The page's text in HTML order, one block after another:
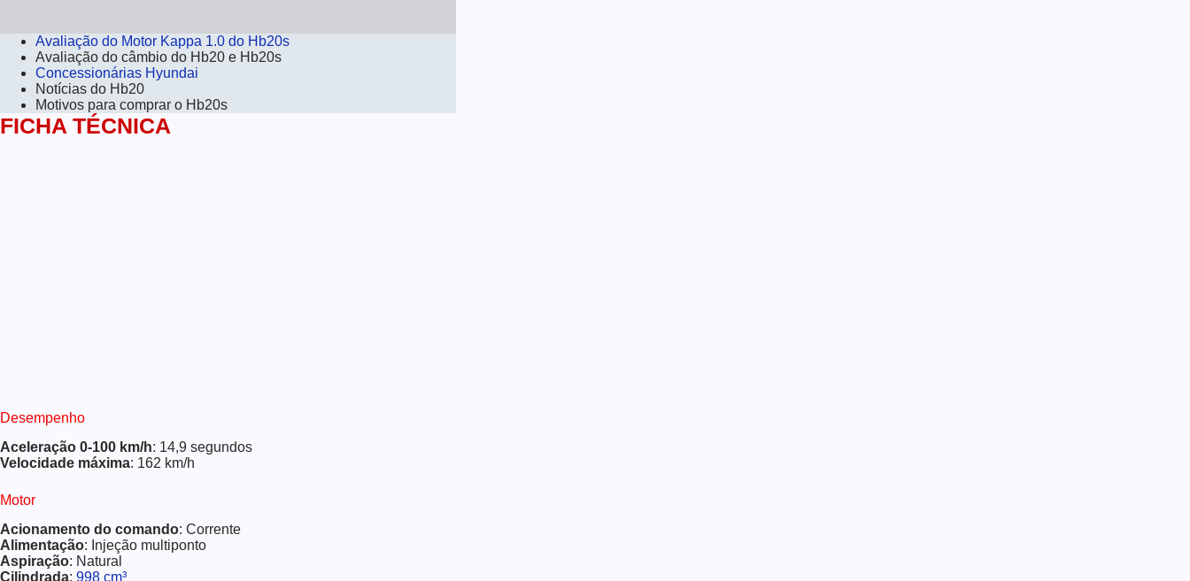
Avaliação do Motor Kappa 1.0 do Hb20s
Avaliação do câmbio do Hb20 e Hb20s
Concessionárias Hyundai
Notícias do Hb20
Motivos para comprar o Hb20s
FICHA TÉCNICA
Desempenho
Aceleração 0-100 km/h: 14,9 segundos
Velocidade máxima: 162 km/h
Motor
Acionamento do comando: Corrente
Alimentação: Injeção multiponto
Aspiração: Natural
Cilindrada: 998 cm³